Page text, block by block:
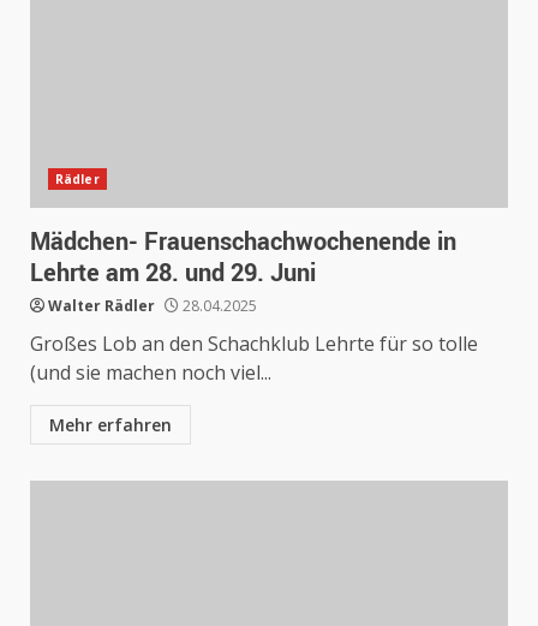
Rädler
Mädchen- Frauenschachwochenende in
Lehrte am 28. und 29. Juni
Walter Rädler 28.04.2025
Großes Lob an den Schachklub Lehrte für so tolle
(und sie machen noch viel...
Mehr erfahren